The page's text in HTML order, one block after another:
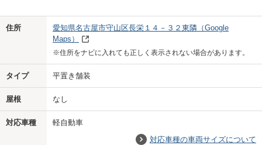
Previo
住所 愛知県名古屋市守山区長栄１４－３２東隣 （Google
Maps）
※住所をナビに入れても正しく表示されない場合があります。
タイプ 平置き舗装
屋根 なし
対応車種
軽自動車
対応車種の車両サイズについて